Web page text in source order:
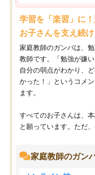
学習を「楽習」に
お子さんを支え続
家庭教師のガンバは、
教師です。「勉強が嫌
自分の弱点がわかり、
かった！」というコメ
ます。
すべてのお子さんは、
と願っています。ただ、
家庭教師のガン